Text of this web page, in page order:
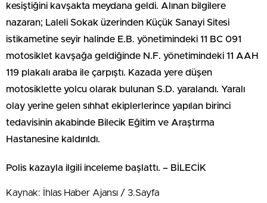
kesiştiğini kavşakta meydana geldi. Alınan bilgilere
nazaran; Laleli Sokak üzerinden Küçük Sanayi Sitesi
istikametine seyir halinde E.B. yönetimindeki 11 BC 091
motosiklet kavşağa geldiğinde N.F. yönetimindeki 11 AAH
119 plakalı araba ile çarpıştı. Kazada yere düşen
motosiklette yolcu olarak bulunan S.D. yaralandı. Yaralı
olay yerine gelen sıhhat ekiplerlerince yapılan birinci
tedavisinin akabinde Bilecik Eğitim ve Araştırma
Hastanesine kaldırıldı.
Polis kazayla ilgili inceleme başlattı. – BİLECİK
Kaynak: İhlas Haber Ajansı / 3.Sayfa